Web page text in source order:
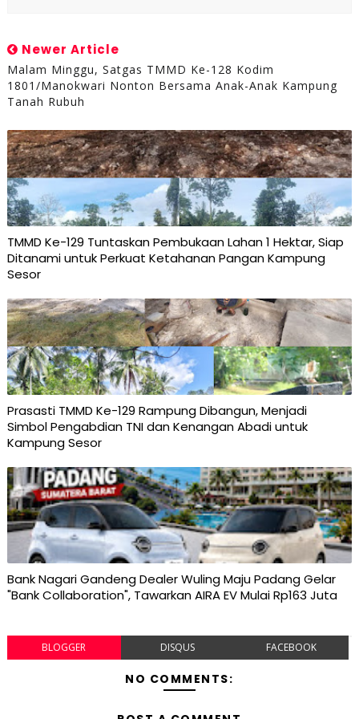
Newer Article
Malam Minggu, Satgas TMMD Ke-128 Kodim
1801/Manokwari Nonton Bersama Anak-Anak Kampung
Tanah Rubuh ‎
TMMD Ke-129 Tuntaskan Pembukaan Lahan 1 Hektar, Siap
Ditanami untuk Perkuat Ketahanan Pangan Kampung
Sesor
Prasasti TMMD Ke-129 Rampung Dibangun, Menjadi
Simbol Pengabdian TNI dan Kenangan Abadi untuk
Kampung Sesor
Bank Nagari Gandeng Dealer Wuling Maju Padang Gelar
"Bank Collaboration", Tawarkan AIRA EV Mulai Rp163 Juta
BLOGGER DISQUS FACEBOOK
NO COMMENTS: